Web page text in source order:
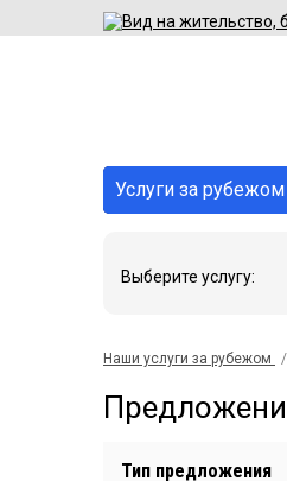
Услуги за рубежом
Выберите услугу:
Наши услуги за рубежом
Тип предложения